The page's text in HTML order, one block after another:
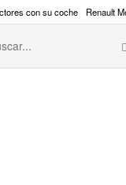
con su coche Renault